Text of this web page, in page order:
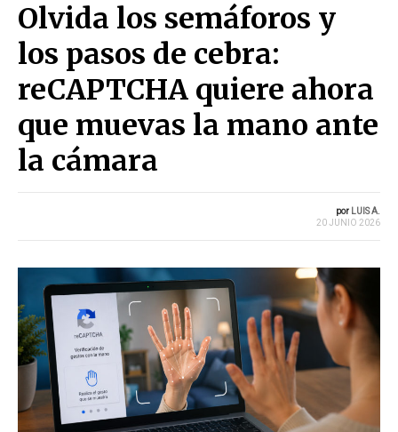
Olvida los semáforos y
los pasos de cebra:
reCAPTCHA quiere ahora
que muevas la mano ante
la cámara
por LUIS A.
20 JUNIO 2026